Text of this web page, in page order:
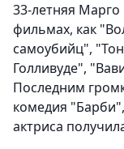
33-летняя
фильмах, как
самоубийц",
Голливуде",
Последним
комедия
актриса